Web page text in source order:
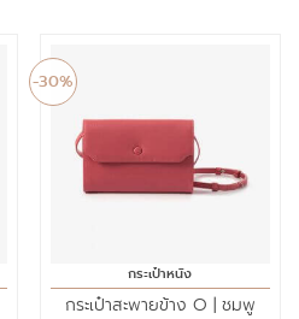
-30%
กระเป๋าหนัง
กระเป๋าสะพายข้าง O | ชมพู